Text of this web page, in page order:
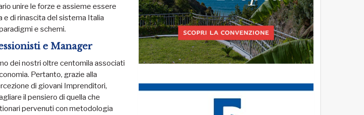
unire le forze e assieme essere
e di rinascita del sistema Italia
e schemi.
e Manager
dei nostri oltre centomila associati
Pertanto, grazie alla
di giovani Imprenditori,
il pensiero di quella che
pervenuti con metodologia